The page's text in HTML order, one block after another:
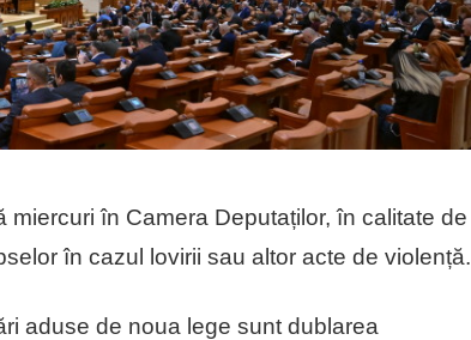
miercuri în Camera Deputaților, în calitate de
în cazul lovirii sau altor acte de violență.
aduse de noua lege sunt dublarea